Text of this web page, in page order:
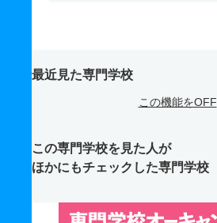
最近見た専門学校
この機能をOFF
この専門学校を見た人が
ほかにもチェックした専門学校